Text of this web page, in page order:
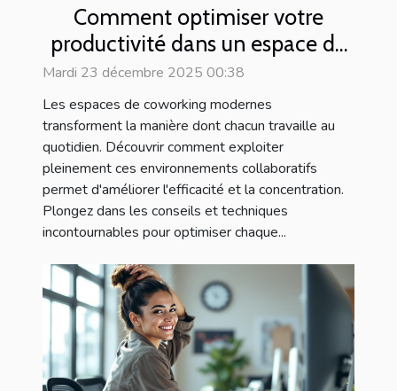
Comment optimiser votre
productivité dans un espace de
coworking moderne ?
Mardi 23 décembre 2025 00:38
Les espaces de coworking modernes
transforment la manière dont chacun travaille au
quotidien. Découvrir comment exploiter
pleinement ces environnements collaboratifs
permet d'améliorer l'efficacité et la concentration.
Plongez dans les conseils et techniques
incontournables pour optimiser chaque...